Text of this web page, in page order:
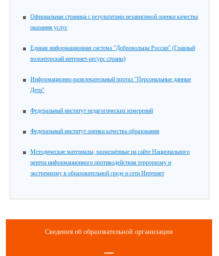
Официальная страница с результатами независимой оценки качества
оказания услуг
Единая информационная система "Добровольцы России" (Главный
волонтерский интернет-ресурс страны)
Информационно-развлекательный портал "Персональные данные
Дети"
Федеральный институт педагогических измерений
Федеральный институт оценки качества образования
Методические материалы, размещённые на сайте Национального
центра информационного противодействия терроризму и
экстремизму в образовательной среде и сети Интернет
Сведения об образовательной организации